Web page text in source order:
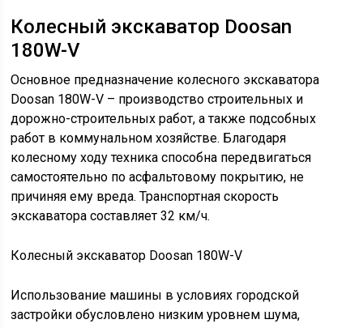
Колесный экскаватор Doosan
180W-V
Основное предназначение колесного экскаватора
Doosan 180W-V – производство строительных и
дорожно-строительных работ, а также подсобных
работ в коммунальном хозяйстве. Благодаря
колесному ходу техника способна передвигаться
самостоятельно по асфальтовому покрытию, не
причиняя ему вреда. Транспортная скорость
экскаватора составляет 32 км/ч.
Колесный экскаватор Doosan 180W-V
Использование машины в условиях городской
застройки обусловлено низким уровнем шума,